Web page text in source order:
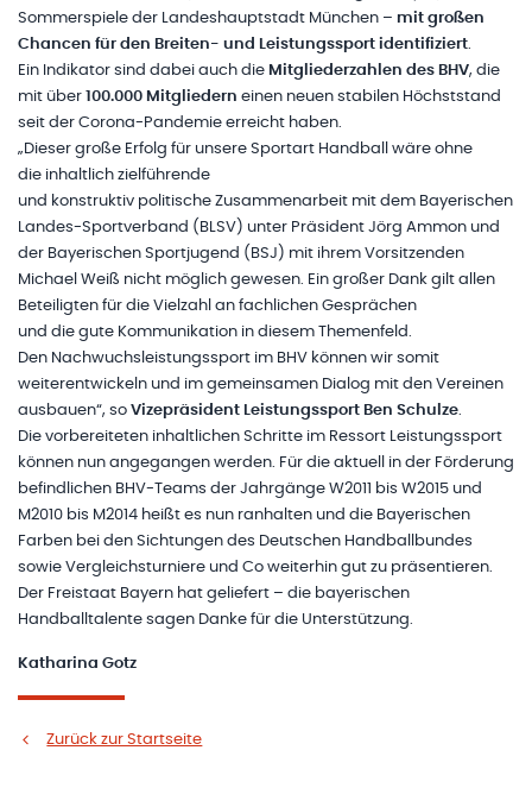
Sommerspiele der Landeshauptstadt München – mit großen
Chancen für den Breiten- und Leistungssport identifiziert.
Ein Indikator sind dabei auch die Mitgliederzahlen des BHV, die
mit über
100.000 Mitgliedern einen neuen stabilen Höchststand
seit der Corona-Pandemie erreicht haben.
„Dieser große Erfolg für unsere Sportart Handball wäre ohne
die inhaltlich zielführende
und konstruktiv politische Zusammenarbeit mit dem Bayerischen
Landes-Sportverband (BLSV) unter Präsident Jörg Ammon und
der Bayerischen Sportjugend (BSJ) mit ihrem Vorsitzenden
Michael Weiß nicht möglich gewesen. Ein großer Dank gilt allen
Beteiligten für die Vielzahl an fachlichen Gesprächen
und die gute Kommunikation in diesem Themenfeld.
Den Nachwuchsleistungssport im BHV können wir somit
weiterentwickeln und im gemeinsamen Dialog mit den Vereinen
ausbauen“, so Vizepräsident Leistungssport Ben Schulze.
Die vorbereiteten inhaltlichen Schritte im Ressort Leistungssport
können nun angegangen werden. Für die aktuell in der Förderung
befindlichen BHV-Teams der Jahrgänge W2011 bis W2015 und
M2010 bis M2014 heißt es nun ranhalten und die Bayerischen
Farben bei den Sichtungen des Deutschen Handballbundes
sowie Vergleichsturniere und Co weiterhin gut zu präsentieren.
Der Freistaat Bayern hat geliefert – die bayerischen
Handballtalente sagen Danke für die Unterstützung.
Katharina Gotz
Zurück zur Startseite